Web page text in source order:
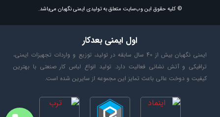
© کلیه حقوق این وب‌سایت متعلق به تولیدی ایمنی نگهبان می‌باشد.
اول ایمنی بعدکار
ایمنی نگهبان بیش از 40 سال سابقه در تولید، توزیع و واردات تجهیزات ایمنی،
ترافیکی و آتش نشانی فعالیت دارد. تولید انواع لباس کار صنعتی با بهترین
کیفیت و دوخت عالی باعث تمایز این مجموعه از سایرین شده است.